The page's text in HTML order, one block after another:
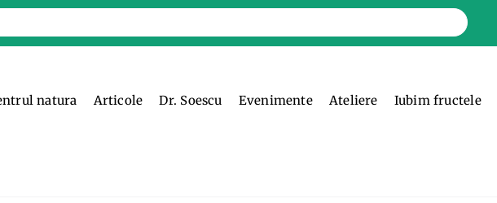
natura Articole Dr. Soescu Evenimente Ateliere Iubim fructele